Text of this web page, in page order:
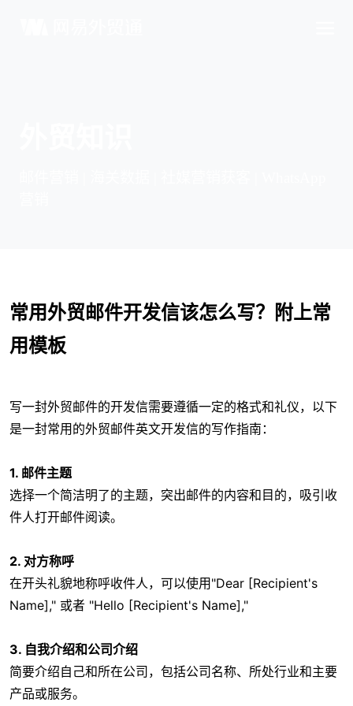
常用外贸邮件开发信该怎么写？附上常
用模板
写一封外贸邮件的开发信需要遵循一定的格式和礼仪，以下
是一封常用的外贸邮件英文开发信的写作指南：
1. 邮件主题
选择一个简洁明了的主题，突出邮件的内容和目的，吸引收
件人打开邮件阅读。
2. 对方称呼
在开头礼貌地称呼收件人，可以使用"Dear [Recipient's
Name]," 或者 "Hello [Recipient's Name],"
3. 自我介绍和公司介绍
简要介绍自己和所在公司，包括公司名称、所处行业和主要
产品或服务。